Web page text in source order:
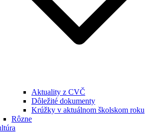
Aktuality z CVČ
Dôležité dokumenty
Krúžky v aktuálnom školskom roku
Rôzne